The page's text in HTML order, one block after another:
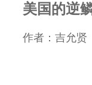
美国的逆
作者：吉允贤